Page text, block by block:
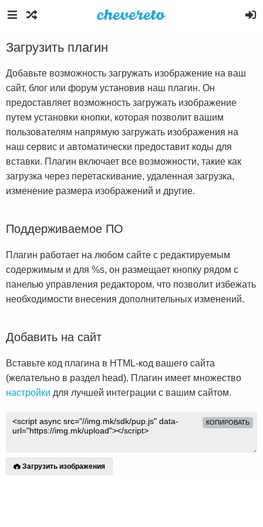
Загрузить плагин
Добавьте возможность загружать изображение на ваш
сайт, блог или форум установив наш плагин. Он
предоставляет возможность загружать изображение
путем установки кнопки, которая позволит вашим
пользователям напрямую загружать изображения на
наш сервис и автоматически предоставит коды для
вставки. Плагин включает все возможности, такие как
загрузка через перетаскивание, удаленная загрузка,
изменение размера изображений и другие.
Поддерживаемое ПО
Плагин работает на любом сайте с редактируемым
содержимым и для %s, он размещает кнопку рядом с
панелью управления редактором, что позволит избежать
необходимости внесения дополнительных изменений.
Добавить на сайт
Вставьте код плагина в HTML-код вашего сайта
(желательно в раздел head). Плагин имеет множество
настройки для лучшей интеграции с вашим сайтом.
КОПИРОВАТЬ
Загрузить изображения